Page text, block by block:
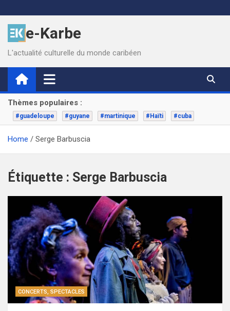
to
contente-Karbe
L'actualité culturelle du monde caribéen
Thèmes populaires :
#guadeloupe #guyane #martinique #Haïti #cuba
Home Serge Barbuscia
Étiquette : Serge Barbuscia
CONCERTS, SPECTACLES